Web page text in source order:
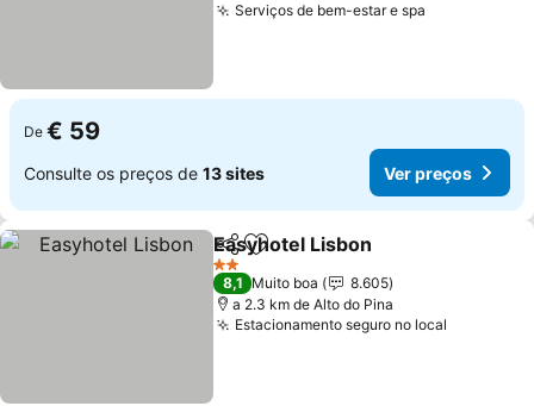
Serviços de bem-estar e spa
De € 59
Consulte os preços de 13 sites Ver preços
PartilharAdicionar aos favoritos
Easyhotel Lisbon
2 Estrelas
8,1 Muito boa
8.605
a 2.3 km de Alto do Pina
Estacionamento seguro no local